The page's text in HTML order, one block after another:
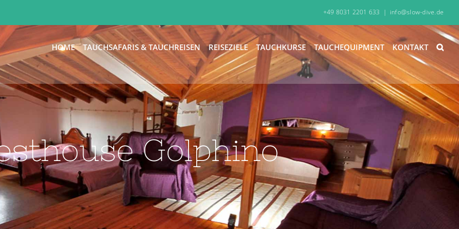
+49 8031 2201 633 | info@slow-dive.de
HOME TAUCHSAFARIS & TAUCHREISEN REISEZIELE TAUCHKURSE TAUCHEQUIPMENT KONTAKT
Golphino